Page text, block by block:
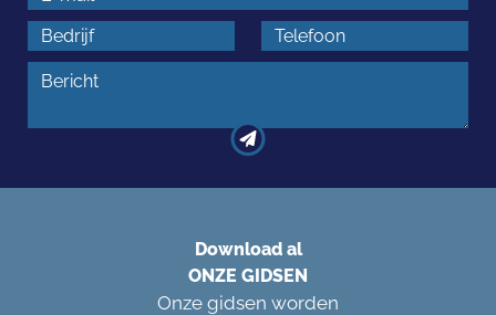
Download al
ONZE GIDSEN
Onze gidsen worden